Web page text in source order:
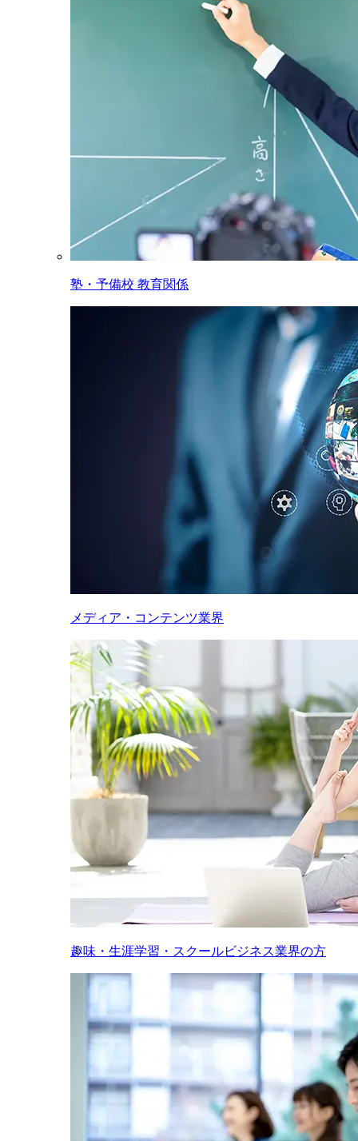
塾・予備校 教育関係
メディア・コンテンツ業界
趣味・生涯学習・スクールビジネス業界の方